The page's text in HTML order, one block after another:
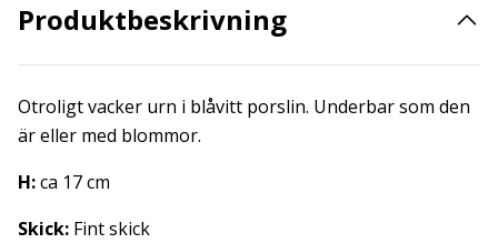
Produktbeskrivning
Otroligt vacker urn i blåvitt porslin. Underbar som den
är eller med blommor.
H:ca 17 cm
Skick: Fint skick